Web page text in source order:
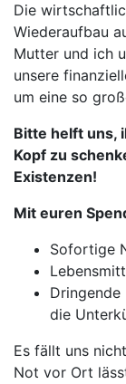
Die
Wiederaufbau
Mutter und ich
unsere
um eine so
Bitte helft uns,
Kopf zu
Existenzen!
Mit euren
Sofortige
Dringende
die
Es fällt uns
Not vor Ort